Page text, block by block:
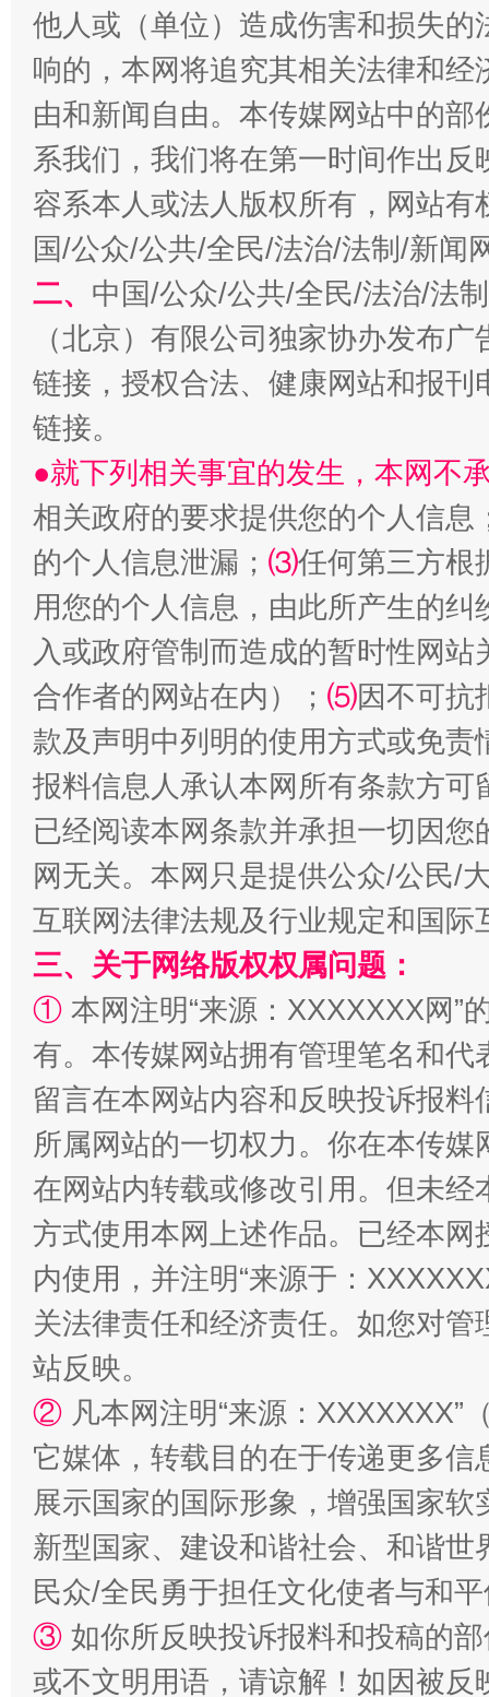
东山县通报“牛蛙产品抗生素超标问题” 法
千年窑火 生生不息 一
受贿1.44亿！段成刚被判无期 从幼
阿坝州三大球赛在茂县开幕 规模
他人或（单位）造成伤害和损失
响的，本网将追究其相关法律和
由和新闻自由。本传媒网站中的
系我们，我们将在第一时间作出
容系本人或法人版权所有，网站
国/公众/公共/全民/法治/法制/新闻
二、 中国/公众/公共/全民/法治/法
（北京）有限公司独家协办发布
链接，授权合法、健康网站和报
链接。
●就下列相关事宜的发生，本网不
相关政府的要求提供您的个人信息
的个人信息泄漏； ⑶任何第三方根
用您的个人信息，由此所产生的纠
入或政府管制而造成的暂时性网
合作者的网站在内）； ⑸因不可抗
款及声明中列明的使用方式或免责
报料信息人承认本网所有条款方
已经阅读本网条款并承担一切因
网无关。本网只是提供公众/公民/
互联网法律法规及行业规定和国
三、关于网络版权权属问题：
① 本网注明“来源：XXXXXXX网”
有。本传媒网站拥有管理笔名和
留言在本网站内容和反映投诉报
所属网站的一切权力。你在本传
在网站内转载或修改引用。但未
方式使用本网上述作品。已经本
内使用，并注明“来源于：
关法律责任和经济责任。如您对
站反映。
② 凡本网注明“来源：
它媒体，转载目的在于传递更多
展示国家的国际形象，增强国家
新型国家、建设和谐社会、和谐
民众/全民勇于担任文化使者与和
③ 如你所反映投诉报料和投稿的
或不文明用语，请谅解！如因被